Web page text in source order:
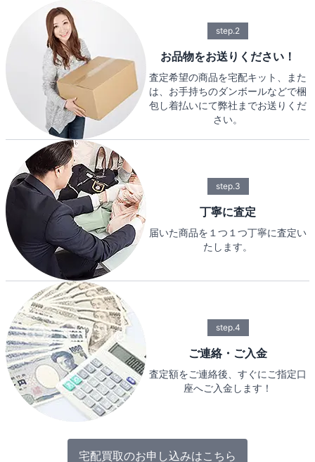
step.2
お品物をお送りください！
査定希望の商品を宅配キット、また
は、お手持ちのダンボールなどで梱
包し着払いにて弊社までお送りくだ
さい。
step.3
丁寧に査定
届いた商品を１つ１つ丁寧に査定い
たします。
step.4
ご連絡・ご入金
査定額をご連絡後、すぐにご指定口
座へご入金します！
宅配買取のお申し込みはこちら